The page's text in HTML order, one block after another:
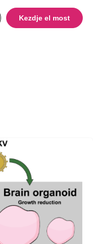
Kezdje el most